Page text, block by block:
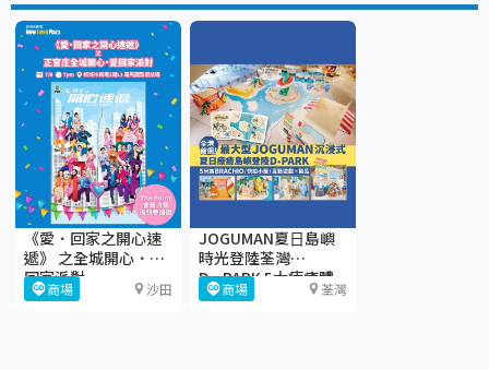
《愛．回家之開心速
遞》 之全城開心．愛
回家派對
商場 沙田
JOGUMAN夏⽇島嶼
時光登陸荃灣
D·PARK 5大療癒體
驗區+期間限定店
商場 荃灣